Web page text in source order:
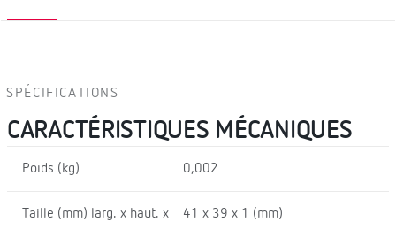
SPÉCIFICATIONS
CARACTÉRISTIQUES MÉCANIQUES
Poids (kg) 0,002
Taille (mm) larg. x haut. x
41 x 39 x 1 (mm)